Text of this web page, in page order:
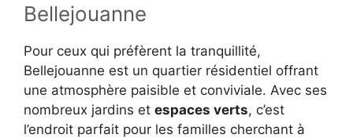
Bellejouanne
Pour ceux qui préfèrent la tranquillité,
Bellejouanne est un quartier résidentiel offrant
une atmosphère paisible et conviviale. Avec ses
nombreux jardins et espaces verts, c’est
l’endroit parfait pour les familles cherchant à